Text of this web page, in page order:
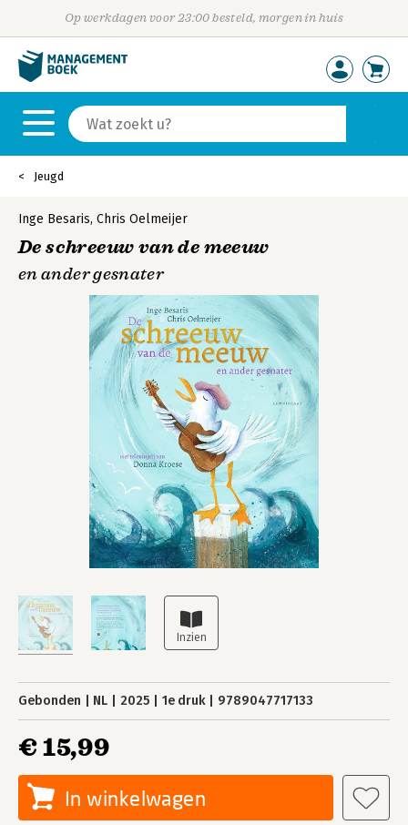
Op werkdagen voor 23:00 besteld, morgen in huis
Jeugd
Inge Besaris, Chris Oelmeijer
De schreeuw van de meeuw
en ander gesnater
Gebonden NL 2025 1e druk 9789047717133
€ 15,99
In winkelwagen